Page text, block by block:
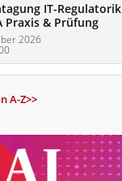
IT-Regulatorik
Praxis & Prüfung
2026
A-Z>>